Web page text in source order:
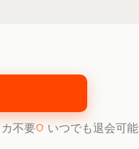
不要 いつでも退会可能